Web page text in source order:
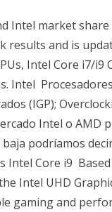
Intel market
results and is
Intel Core i7/i9
Intel Procesadores
(IGP);
Intel o AMD
podríamos
Intel Core i9
Intel UHD
gaming and